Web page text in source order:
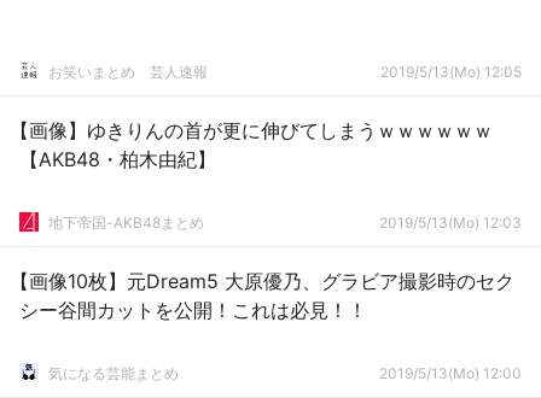
お笑いまとめ 芸人速報 2019/5/13(Mo) 12:05
【画像】ゆきりんの首が更に伸びてしまうｗｗｗｗｗｗ
【AKB48・柏木由紀】
地下帝国-AKB48まとめ 2019/5/13(Mo) 12:03
【画像10枚】元Dream5 大原優乃、グラビア撮影時のセク
シー谷間カットを公開！これは必見！！
気になる芸能まとめ 2019/5/13(Mo) 12:00